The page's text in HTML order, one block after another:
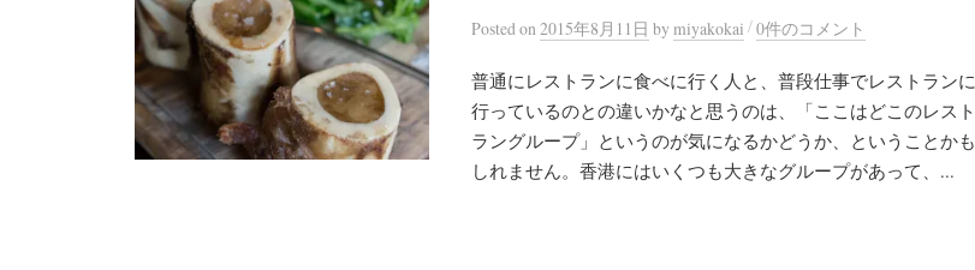
Posted on 2015年8月11日 by miyakokai /0件のコメント
普通にレストランに食べに行く人と、普段仕事でレストランに
行っているのとの違いかなと思うのは、「ここはどこのレスト
ラングループ」というのが気になるかどうか、ということかも
しれません。香港にはいくつも大きなグループがあって、...